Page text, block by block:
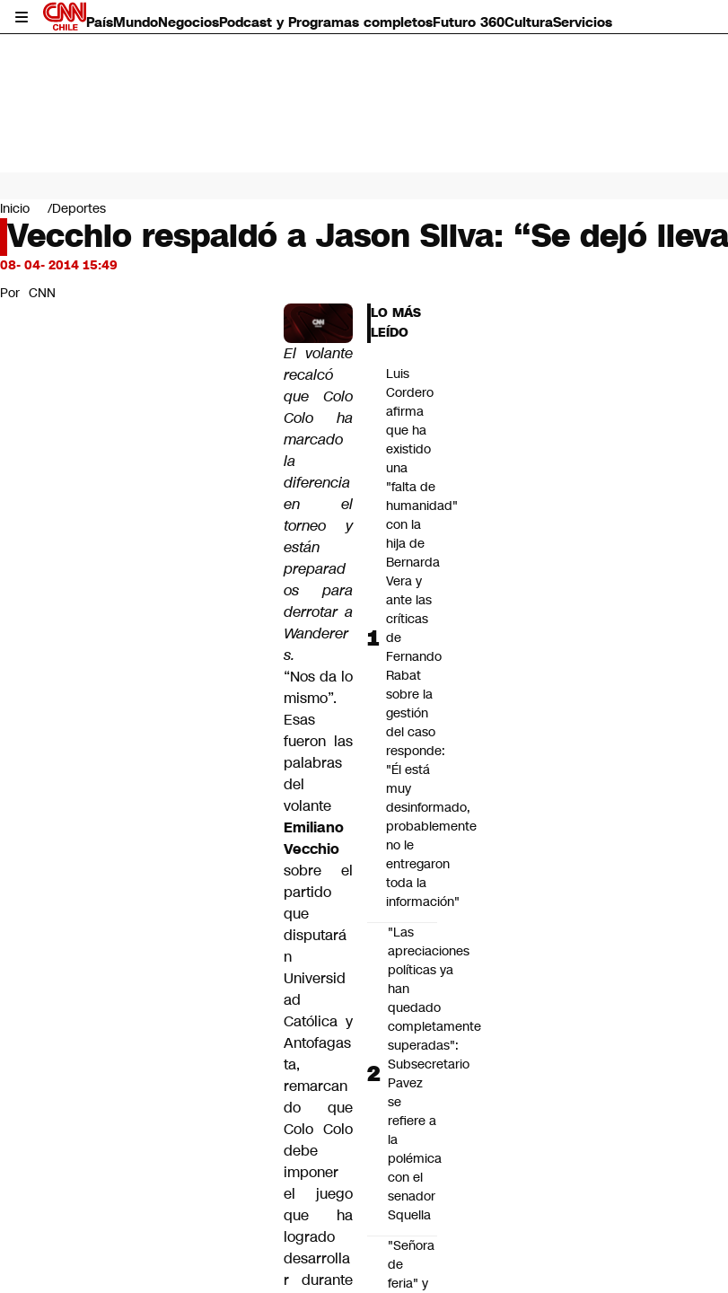
PaísMundoNegociosPodcast y Programas completosFuturo 360CulturaServicios
Mundo
Negocios
Deportes
Programas completos
Servicios
Inicio Deportes
Vecchio respaldó a Jason Silva: “Se dejó
08- 04- 2014 15:49
Por CNN
El volante
recalcó
que Colo
Colo ha
marcado
la
diferencia
en el
torneo y
están
preparad
os para
derrotar a
Wanderer
s.
“Nos da lo
mismo”.
Esas
fueron las
palabras
del
volante
Emiliano
Vecchio
sobre el
partido
que
disputará
n
Universid
ad
Católica y
Antofagas
ta,
remarcan
do que
Colo Colo
debe
imponer
el juego
que ha
logrado
desarrolla
r durante
LO MÁS
LEÍDO
Luis
Cordero
afirma
que ha
existido
una
"falta de
humanidad"
con la
hija de
Bernarda
Vera y
ante las
críticas
de
Fernando
Rabat
sobre la
gestión
del caso
responde:
"Él está
muy
desinformado,
probablemente
no le
entregaron
toda la
información"
"Las
apreciaciones
políticas ya
han
quedado
completamente
superadas":
Subsecretario
Pavez
se
refiere a
la
polémica
con el
senador
Squella
"Señora
de
feria" y